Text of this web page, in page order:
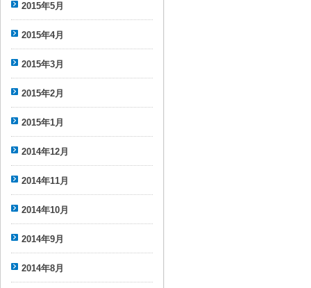
2015年5月
2015年4月
2015年3月
2015年2月
2015年1月
2014年12月
2014年11月
2014年10月
2014年9月
2014年8月